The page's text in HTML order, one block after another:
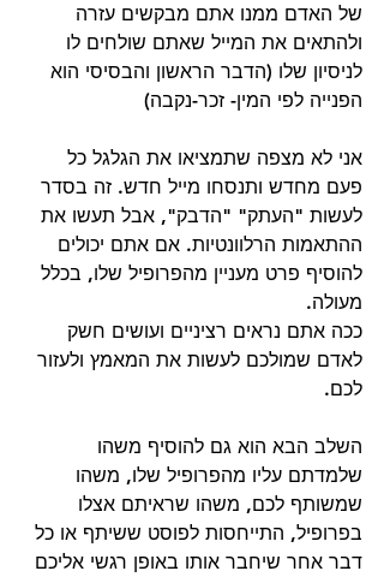
של האדם ממנו אתם מבקשים עזרה
ולהתאים את המייל שאתם שולחים לו
לניסיון שלו (הדבר הראשון והבסיסי הוא
הפנייה לפי המין- זכר-נקבה)
אני לא מצפה שתמציאו את הגלגל כל
פעם מחדש ותנסחו מייל חדש. זה בסדר
לעשות "העתק" "הדבק", אבל תעשו את
ההתאמות הרלוונטיות. אם אתם יכולים
להוסיף פרט מעניין מהפרופיל שלו, בכלל
מעולה.
ככה אתם נראים רציניים ועושים חשק
לאדם שמולכם לעשות את המאמץ ולעזור
לכם.
השלב הבא הוא גם להוסיף משהו
שלמדתם עליו מהפרופיל שלו, משהו
שמשותף לכם, משהו שראיתם אצלו
בפרופיל, התייחסות לפוסט ששיתף או כל
דבר אחר שיחבר אותו באופן רגשי אליכם